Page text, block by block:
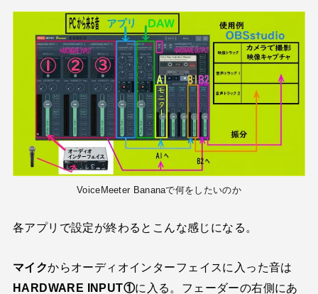
VoiceMeeter Bananaで何をしたいのか
各アプリで設定が終わるとこんな感じになる。
マイクからオーディオインターフェイスに入った音は
HARDWARE INPUT①に入る。フェーダーの右側にあ